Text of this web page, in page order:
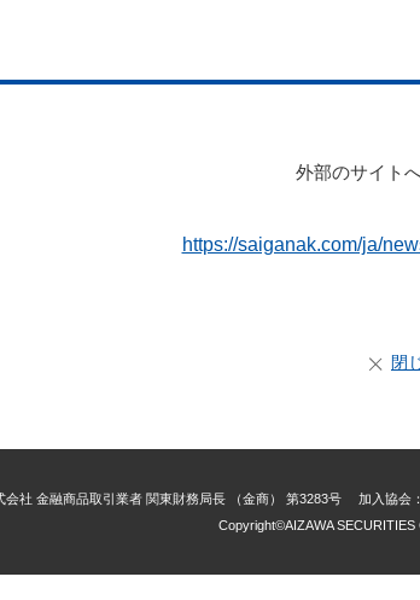
外部のサイト
https://saiganak.com/ja/
閉
会社 金融商品取引業者 関東財務局長 （金商） 第3283号 加入協
Copyright©AIZAWA SECURITIES